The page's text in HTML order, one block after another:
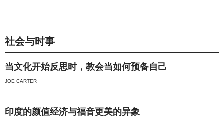
社会与时事
当文化开始反思时，教会当如何预备自己
JOE CARTER
印度的颜值经济与福音更美的异象